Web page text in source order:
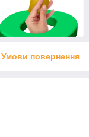
Умови повернення